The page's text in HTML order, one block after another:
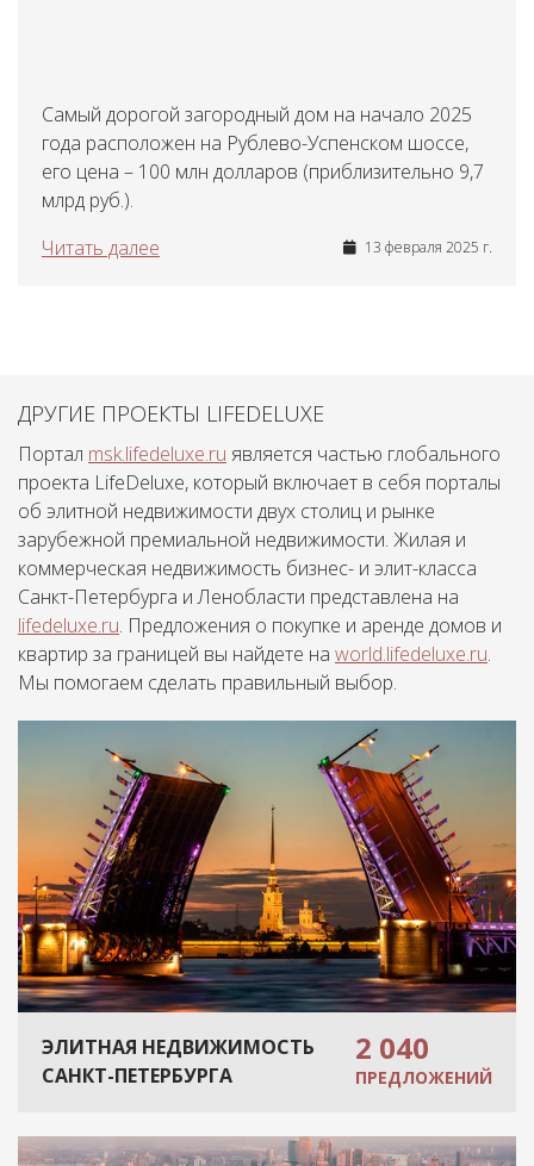
Самый дорогой загородный дом на начало 2025
года расположен на Рублево-Успенском шоссе,
его цена – 100 млн долларов (приблизительно 9,7
млрд руб.).
Читать далее
13 февраля 2025 г.
ДРУГИЕ ПРОЕКТЫ LIFEDELUXE
Портал msk.lifedeluxe.ru является частью глобального
проекта LifeDeluxe, который включает в себя порталы
об элитной недвижимости двух столиц и рынке
зарубежной премиальной недвижимости. Жилая и
коммерческая недвижимость бизнес- и элит-класса
Санкт-Петербурга и Ленобласти представлена на
lifedeluxe.ru. Предложения о покупке и аренде домов и
квартир за границей вы найдете на world.lifedeluxe.ru.
Мы помогаем сделать правильный выбор.
ЭЛИТНАЯ НЕДВИЖИМОСТЬ
САНКТ-ПЕТЕРБУРГА
2 040
ПРЕДЛОЖЕНИЙ